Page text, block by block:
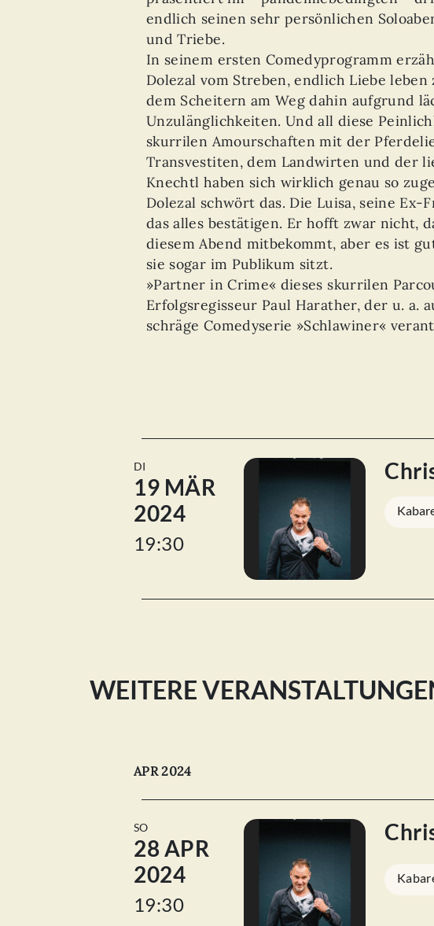
endlich seinen sehr persönlichen
und Triebe.
In seinem ersten Comedyprogramm
Dolezal vom Streben, endlich Liebe
dem Scheitern am Weg dahin aufgrund
Unzulänglichkeiten. Und all diese
skurrilen Amourschaften mit der
Transvestiten, dem Landwirten und der
Knechtl haben sich wirklich genau so
Dolezal schwört das. Die Luisa, seine Ex-
das alles bestätigen. Er hofft zwar nicht,
diesem Abend mitbekommt, aber es ist
sie sogar im Publikum sitzt.
»Partner in Crime« dieses skurrilen
Erfolgsregisseur Paul Harather, der u. a.
schräge Comedyserie »Schlawiner«
DI
19 MÄR
2024
19:30
WEITERE
APR 2024
SO
28 APR
2024
19:30